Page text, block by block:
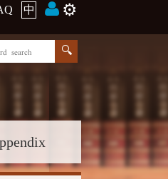
中 ⚙️